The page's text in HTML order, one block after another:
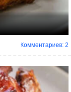
Комментариев: 2